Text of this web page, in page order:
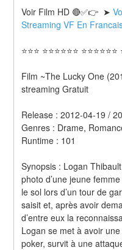
Voir Film HD 🔴✅👉  ➤
Streaming VF En
⭐⭐⭐ ⭐⭐⭐⭐⭐⭐ ⭐⭐⭐⭐⭐⭐
Film ~The Lucky One
streaming Gratuit
Release : 2012-04-19 /
Genres : Drame,
Runtime : 101
Synopsis : Logan
photo d’une jeune
le sol lors d’un tour de
saisit et, après avoir
d’entre eux la
Logan se met à avoir
poker, survit à une